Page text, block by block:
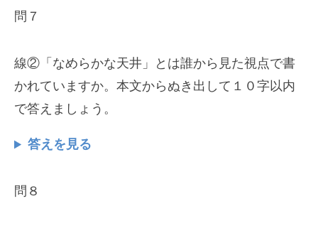
問７
線②「なめらかな天井」とは誰から見た視点で書
かれていますか。本文からぬき出して１０字以内
で答えましょう。
答えを見る
問８